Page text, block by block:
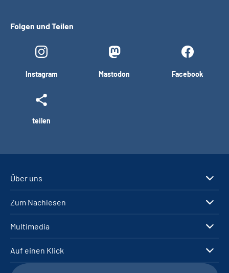
Folgen und Teilen
Instagram Mastodon Facebook
teilen
Über uns
Zum Nachlesen
Multimedia
Auf einen Klick